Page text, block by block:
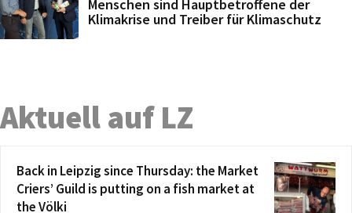
Menschen sind Hauptbetroffene der
Klimakrise und Treiber für Klimaschutz
Aktuell auf LZ
Back in Leipzig since Thursday: the Market
Criers’ Guild is putting on a fish market at
the Völki